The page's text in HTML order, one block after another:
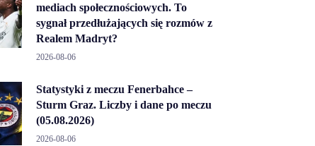
mediach społecznościowych. To
sygnał przedłużających się rozmów z
Realem Madryt?
2026-08-06
Statystyki z meczu Fenerbahce –
Sturm Graz. Liczby i dane po meczu
(05.08.2026)
2026-08-06